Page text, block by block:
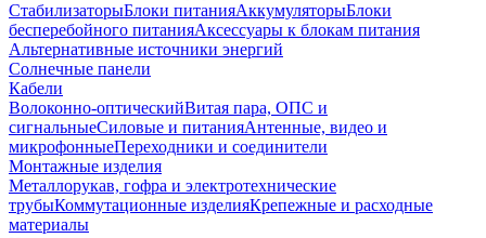
СтабилизаторыБлоки питанияАккумуляторыБлоки
бесперебойного питанияАксессуары к блокам питания
Альтернативные источники энергий
Солнечные панели
Кабели
Волоконно-оптическийВитая пара, ОПС и
сигнальныеСиловые и питанияАнтенные, видео и
микрофонныеПереходники и соединители
Монтажные изделия
Металлорукав, гофра и электротехнические
трубыКоммутационные изделияКрепежные и расходные
материалы